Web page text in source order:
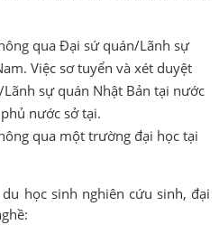
qua Đại sứ quán/Lãnh sự
Việc sơ tuyển và xét duyệt
sự quán Nhật Bản tại nước
nước sở tại.
qua một trường đại học tại
học sinh nghiên cứu sinh, đại